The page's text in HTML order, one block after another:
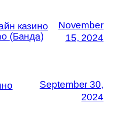
казино
(Банда)
November
15, 2024
September 30,
2024